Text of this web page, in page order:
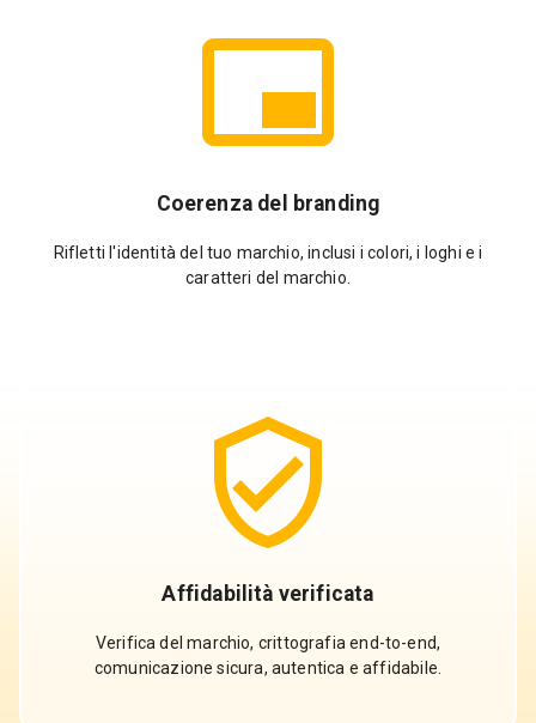
Coerenza del branding
Rifletti l'identità del tuo marchio, inclusi i colori, i loghi e i
caratteri del marchio.
Affidabilità verificata
Verifica del marchio, crittografia end-to-end,
comunicazione sicura, autentica e affidabile.